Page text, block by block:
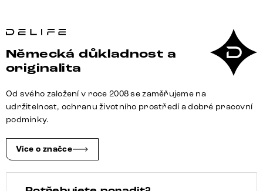
Německá důkladnost a
originalita
Od svého založení v roce 2008 se zaměřujeme na
udržitelnost, ochranu životního prostředí a dobré pracovní
podmínky.
Více o značce